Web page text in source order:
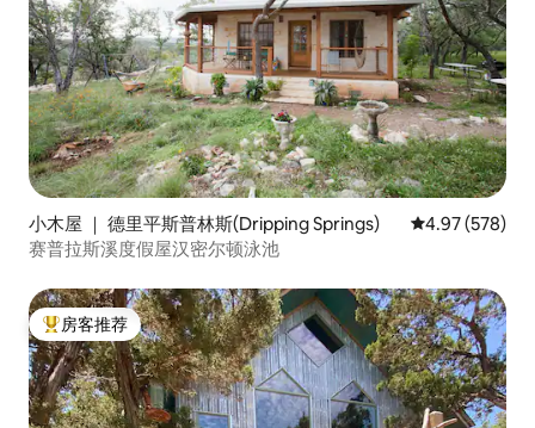
小木屋 ｜ 德里平斯普林斯(Dripping Springs) 平均评分 4.97
4.97 (578)
赛普拉斯溪度假屋汉密尔顿泳池
热门「房客推荐」
房客推荐